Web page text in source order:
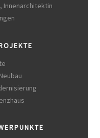
Innenarchitektin